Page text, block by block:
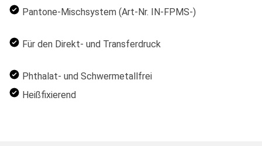
Pantone-Mischsystem (Art-Nr. IN-FPMS-)
Für den Direkt- und Transferdruck
Phthalat- und Schwermetallfrei
Heißfixierend